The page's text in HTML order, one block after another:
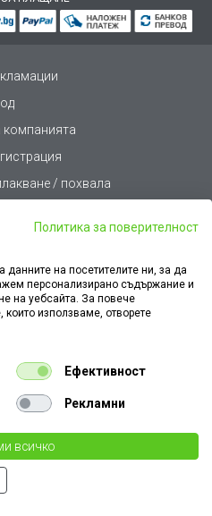
компанията
/ похвала
за AРС
предвид, че всички изображения на
илюстративни,
изглед на продукта без това да
по някакъв начин.
Политика за поверителност
на посетителите ни, за да
персонализирано съдържание и
на уебсайта. За повече
използваме, отворете
Ефективност
Рекламни
всичко